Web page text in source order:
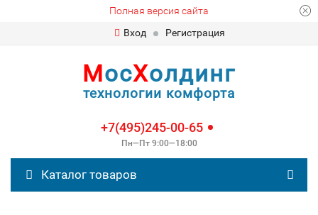
Полная версия сайта
Вход
Регистрация
МосХолдинг
технологии комфорта
+7(495)245-00-65
Пн—Пт 9:00—18:00
Каталог товаров